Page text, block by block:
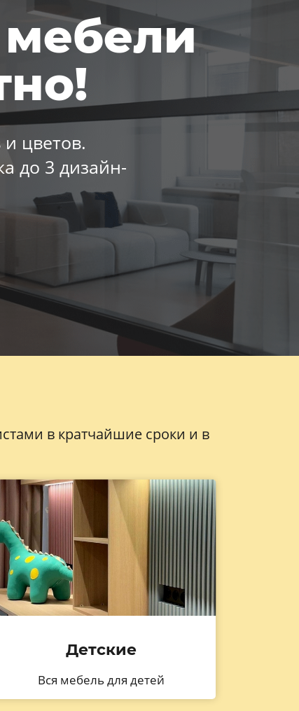
цветов.
до 3 дизайн-
в кратчайшие сроки и в
Детские
Вся мебель для детей